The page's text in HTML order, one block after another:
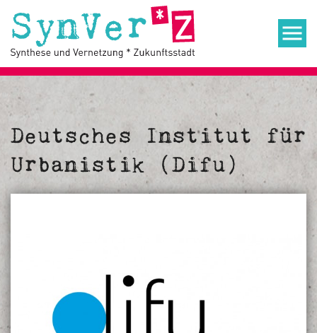
Deutsches Institut für
Urbanistik (Difu)